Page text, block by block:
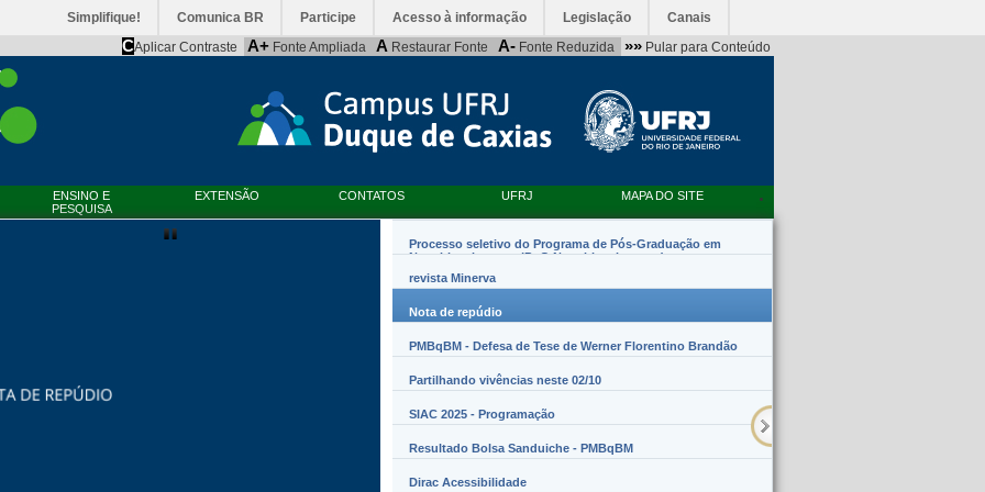
Simplifique! Comunica BR Participe Acesso à informação Legislação Canais
CAplicar Contraste A+ Fonte Ampliada A Restaurar Fonte A- Fonte Reduzida »» Pular para Conteúdo
ENSINO E
PESQUISA
EXTENSÃO CONTATOS UFRJ MAPA DO SITE
Florentino Brandão
Brandão A...
Processo seletivo do Programa de Pós-Graduação em
Nanobiossistemas (PpG Nanobiossistemas)
revista Minerva
Nota de repúdio
PMBqBM - Defesa de Tese de Werner Florentino Brandão
Partilhando vivências neste 02/10
SIAC 2025 - Programação
Resultado Bolsa Sanduiche - PMBqBM
Dirac Acessibilidade